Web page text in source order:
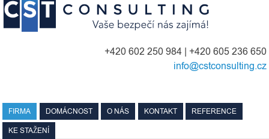
+420 602 250 984 | +420 605 236 650
info@cstconsulting.cz
FIRMA DOMÁCNOST O NÁS KONTAKT REFERENCE
KE STAŽENÍ